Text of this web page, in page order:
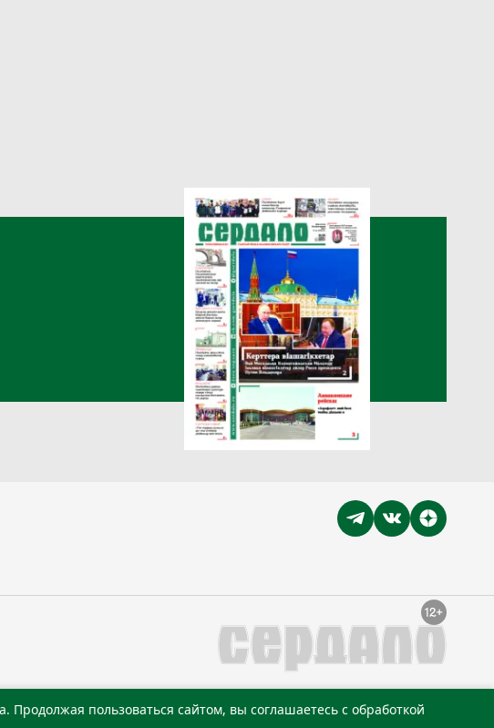
пользоваться сайтом, вы соглашаетесь с обработкой